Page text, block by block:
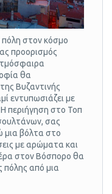
στον κόσμο
προορισμός
θα
Βυζαντινής
εντυπωσιάζει με
περιήγηση στο Τοπ
σας
μια βόλτα στο
με αρώματα και
στον Βόσπορο θα
από μια